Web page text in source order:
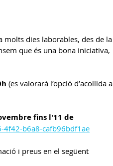
molts dies laborables, des de la
que és una bona iniciativa,
(es valorarà l’opció dʼacollida a
fins l'11 de
b6a8-cafb96bdf1ae
i preus en el següent